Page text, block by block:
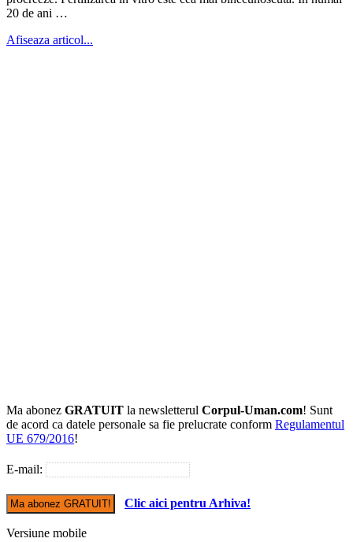
20 de ani …
Afiseaza articol...
Ma abonez GRATUIT la newsletterul Corpul-Uman.com! Sunt
de acord ca datele personale sa fie prelucrate conform Regulamentul
UE 679/2016!
E-mail:
Clic aici pentru Arhiva!
Versiune mobile